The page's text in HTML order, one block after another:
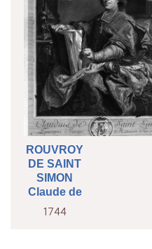
ROUVROY
DE SAINT
SIMON
Claude de
1744